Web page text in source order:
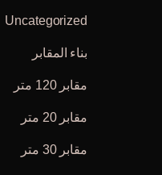
Uncategorized
بناء المقابر
مقابر 120 متر
مقابر 20 متر
مقابر 30 متر